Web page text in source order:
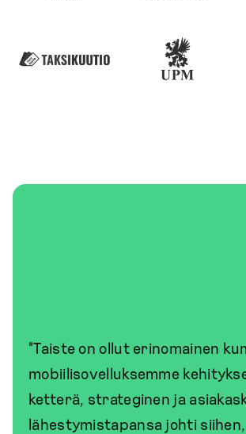
"Taiste on ollut erinomainen
mobiilisovelluksemme
ketterä, strateginen ja
lähestymistapansa johti